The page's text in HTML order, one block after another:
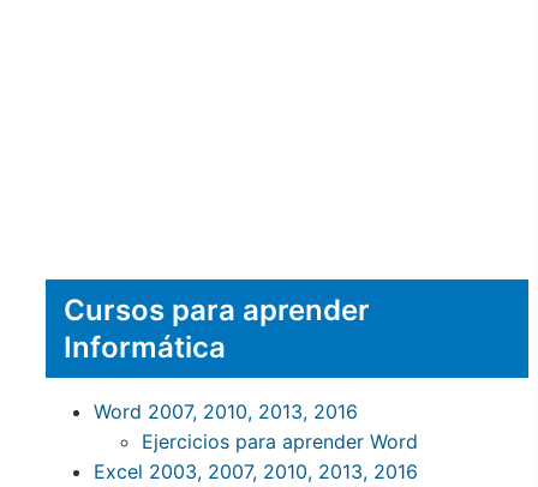
Cursos para aprender
Informática
Word 2007, 2010, 2013, 2016
Ejercicios para aprender Word
Excel 2003, 2007, 2010, 2013, 2016